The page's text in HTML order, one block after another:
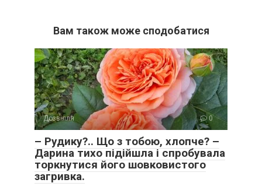
Вам також може сподобатися
Дозвілля 0
– Рудику?.. Що з тобою, хлопче? –
Дарина тихо підійшла і спробувала
торкнутися його шовковистого
загривка.